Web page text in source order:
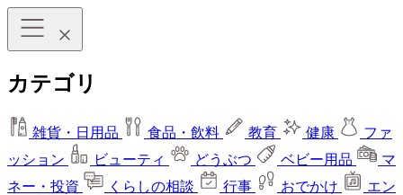
カテゴリ
雑貨・日用品 食品・飲料 教育 健康
ファ
ッション
ビューティ どうぶつ ベビー用品
マ
ネー・投資
くらしの相談 行事 おでかけ
エン